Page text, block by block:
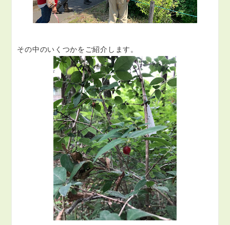
その中のいくつかをご紹介します。